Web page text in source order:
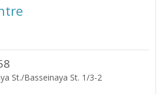
St./Basseinaya St. 1/3-2